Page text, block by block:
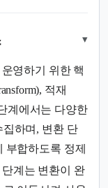
▾
영하기 위한 핵
적재
계에서는 다양한
하며, 변환 단
부합하도록 정제
계는 변환이 완